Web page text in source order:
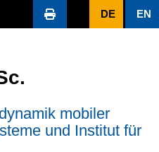
DE EN
mobiler
und Institut für